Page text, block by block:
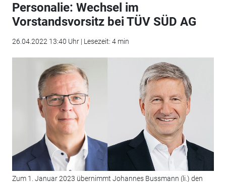
Personalie: Wechsel im
Vorstandsvorsitz bei TÜV SÜD AG
26.04.2022 13:40 Uhr | Lesezeit: 4 min
Zum 1. Januar 2023 übernimmt Johannes Bussmann (li.) den